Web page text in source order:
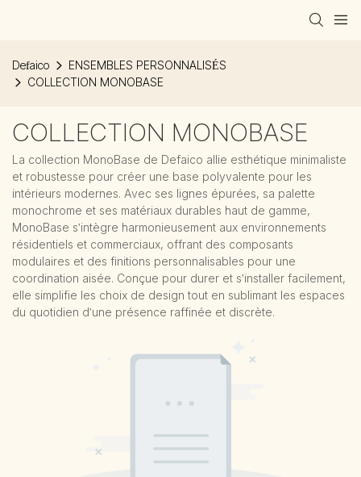
Defaico
ENSEMBLES PERSONNALISÉS
COLLECTION MONOBASE
COLLECTION MONOBASE
La collection MonoBase de Defaico allie esthétique minimaliste
et robustesse pour créer une base polyvalente pour les
intérieurs modernes. Avec ses lignes épurées, sa palette
monochrome et ses matériaux durables haut de gamme,
MonoBase s'intègre harmonieusement aux environnements
résidentiels et commerciaux, offrant des composants
modulaires et des finitions personnalisables pour une
coordination aisée. Conçue pour durer et s'installer facilement,
elle simplifie les choix de design tout en sublimant les espaces
du quotidien d'une présence raffinée et discrète.